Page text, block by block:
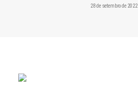
28 de setembro de 2022